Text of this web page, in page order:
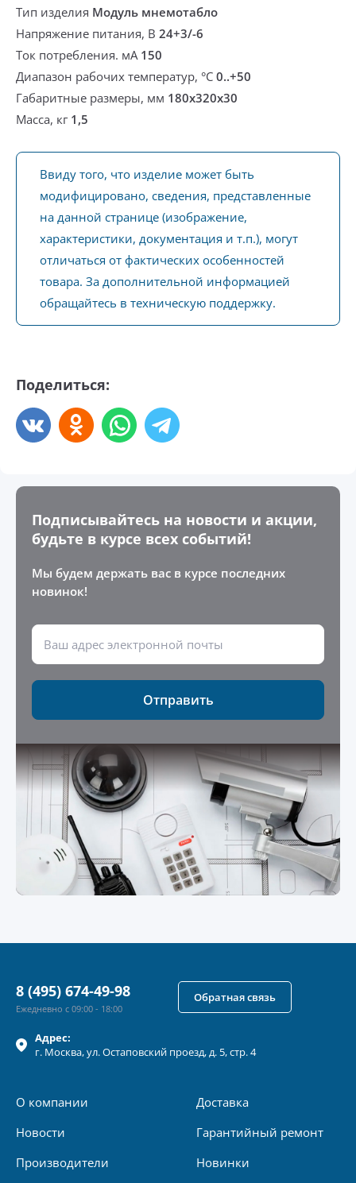
Тип изделия Модуль мнемотабло
Напряжение питания, В 24+3/-6
Ток потребления. мА 150
Диапазон рабочих температур, °С 0..+50
Габаритные размеры, мм 180х320х30
Масса, кг 1,5
Ввиду того, что изделие может быть
модифицировано, сведения, представленные
на данной странице (изображение,
характеристики, документация и т.п.), могут
отличаться от фактических особенностей
товара. За дополнительной информацией
обращайтесь в техническую поддержку.
Поделиться:
Подписывайтесь на новости и акции,
будьте в курсе всех событий!
Мы будем держать вас в курсе последних
новинок!
Отправить
Адрес:
г. Москва, ул.Остаповский проезд, д. 5, стр. 4
О компании
Новости
Производители
Доставка
Гарантийный ремонт
Новинки
8 (495) 674-49-98
Ежедневно с 09:00 - 18:00
Обратная связь